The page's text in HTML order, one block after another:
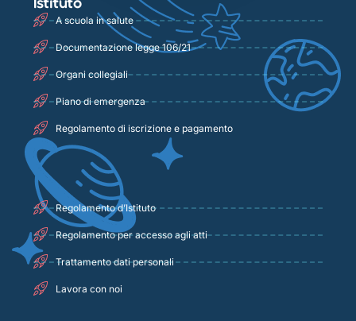
A scuola in salute
Documentazione legge 106/21
Organi collegiali
Piano di emergenza
Regolamento di iscrizione e pagamento
Regolamento d’Istituto
Regolamento per accesso agli atti
Trattamento dati personali
Lavora con noi